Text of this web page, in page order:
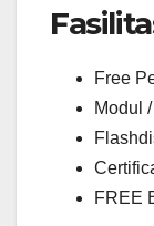
Free
Modul
FREE